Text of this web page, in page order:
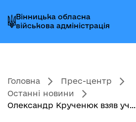
до
головного
меню
до
головного
вмісту
до
головного
колонтитула
Вінницька обласна
військова адміністрація
Головна
Прес-центр
Останні новини
Олександр Крученюк взяв уч...